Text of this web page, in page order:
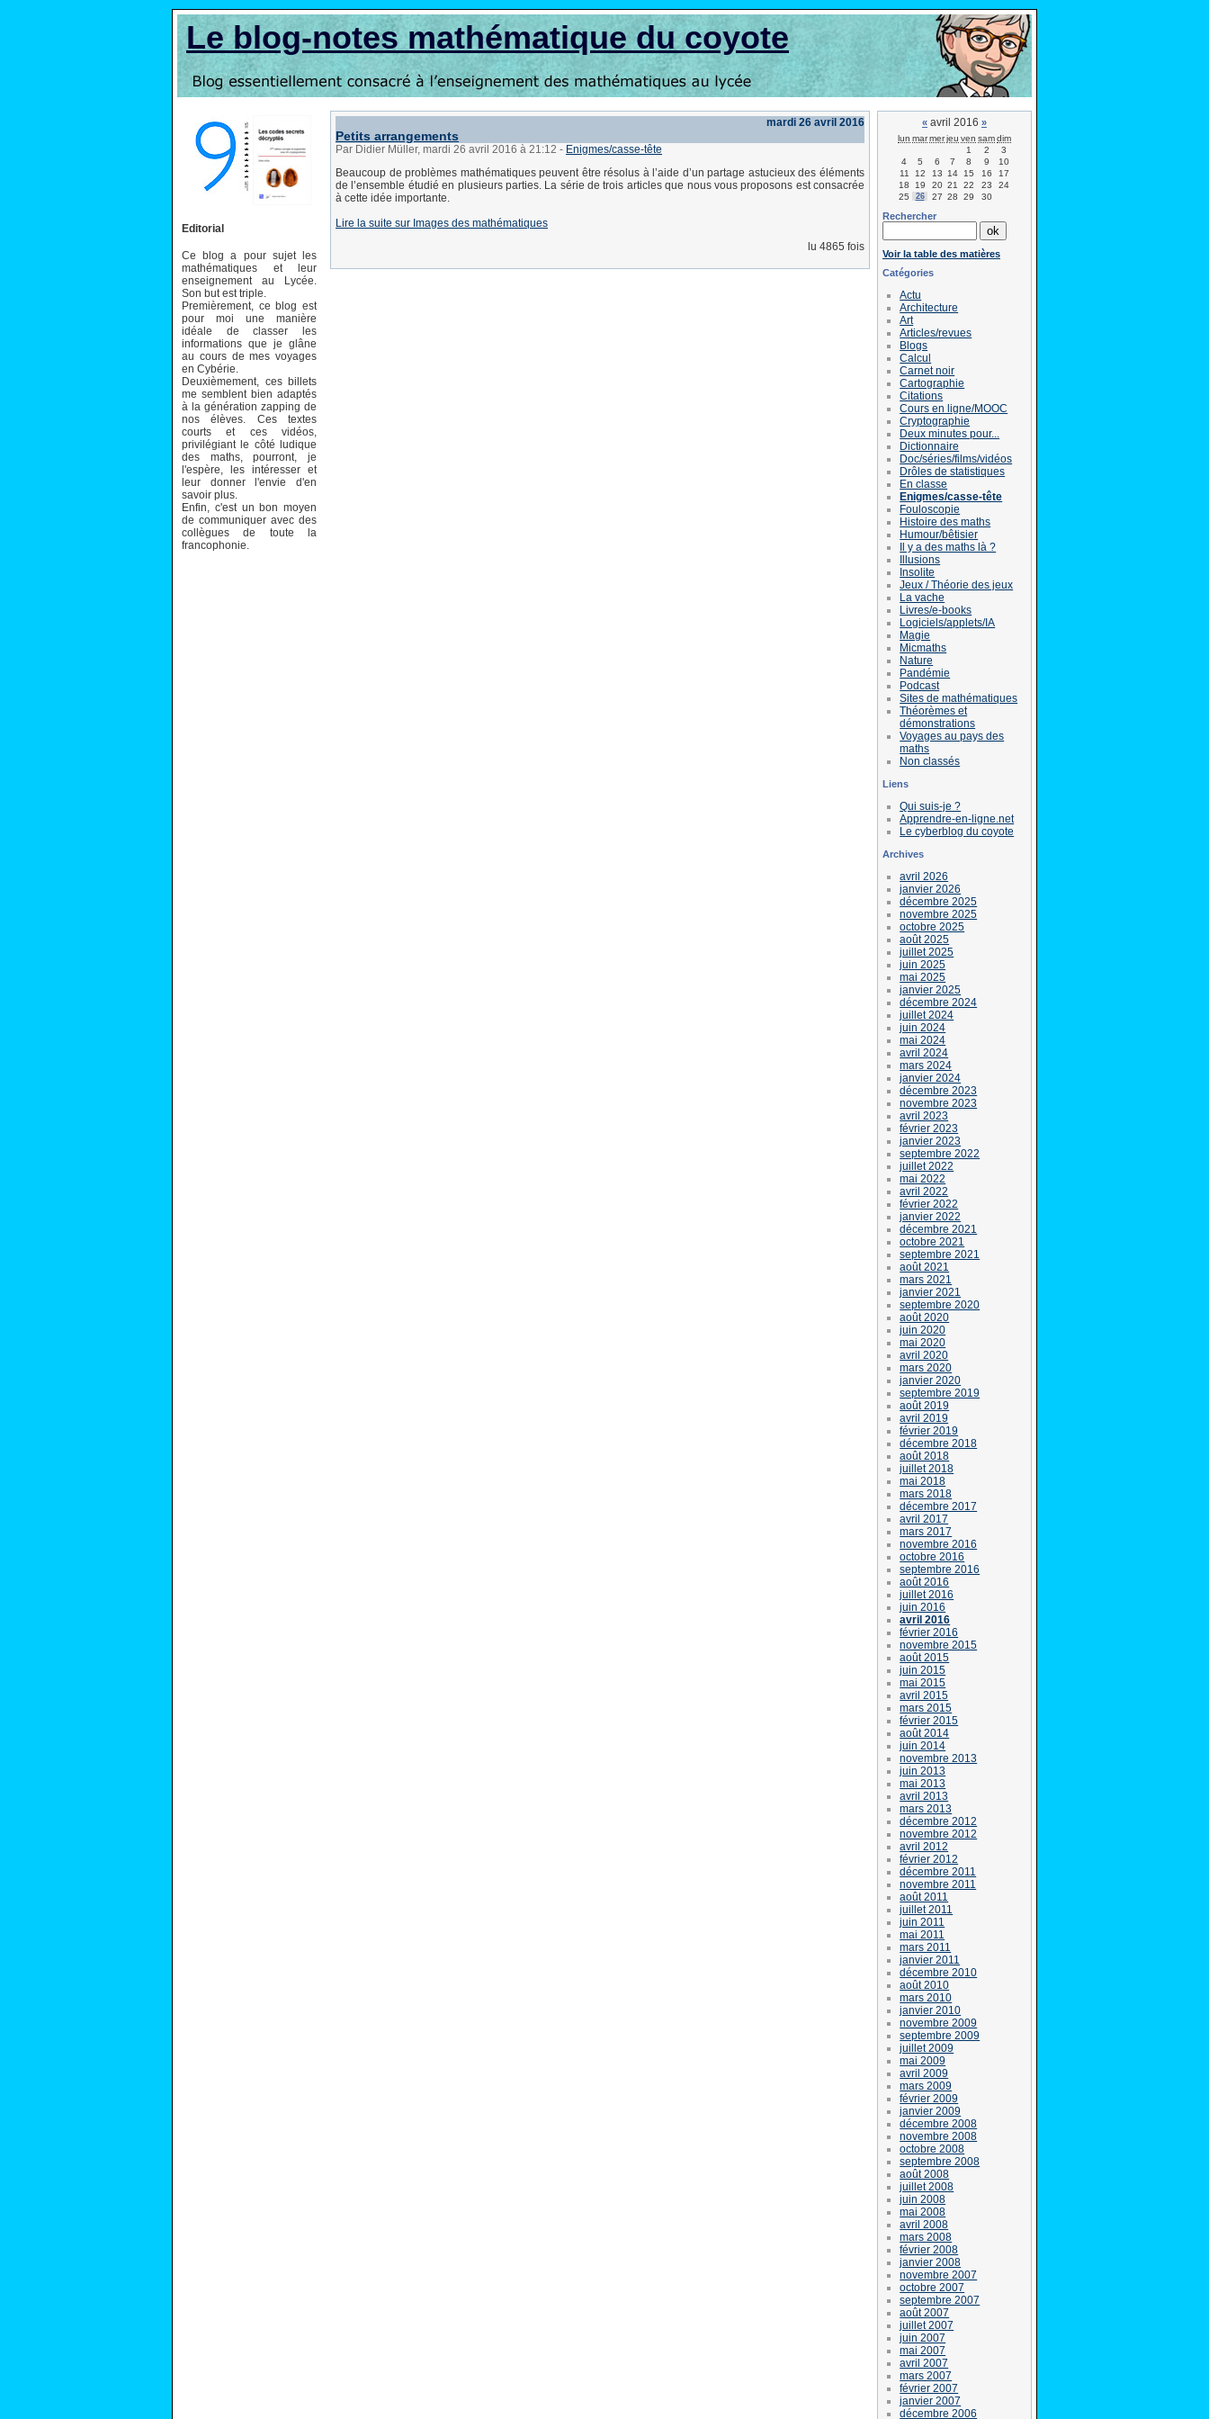
Le blog-notes mathématique du coyote
Editorial
Ce blog a pour sujet les
mathématiques et leur
enseignement au Lycée.
Son but est triple.
Premièrement, ce blog est
pour moi une manière
idéale de classer les
informations que je glâne
au cours de mes voyages
en Cybérie.
Deuxièmement, ces billets
me semblent bien adaptés
à la génération zapping de
nos élèves. Ces textes
courts et ces vidéos,
privilégiant le côté ludique
des maths, pourront, je
l'espère, les intéresser et
leur donner l'envie d'en
savoir plus.
Enfin, c'est un bon moyen
de communiquer avec des
collègues de toute la
francophonie.
mardi 26 avril 2016
Petits arrangements
Par Didier Müller, mardi 26 avril 2016 à 21:12 - Enigmes/casse-tête
Beaucoup de problèmes mathématiques peuvent être résolus à l’aide d’un partage astucieux des éléments
de l’ensemble étudié en plusieurs parties. La série de trois articles que nous vous proposons est consacrée
à cette idée importante.
Lire la suite sur Images des mathématiques
lu 4865 fois
« avril 2016 »
lun marmerjeu ven samdim
1
2
3
4
5 6 7 8 9
10
11
12 13 14 15 16
17
18
19 20 21 22 23
24
25
26 27 28 29 30
Rechercher
Voir la table des matières
Catégories
Actu
Architecture
Art
Articles/revues
Blogs
Calcul
Carnet noir
Cartographie
Citations
Cours en ligne/MOOC
Cryptographie
Deux minutes pour...
Dictionnaire
Doc/séries/films/vidéos
Drôles de statistiques
En classe
Enigmes/casse-tête
Fouloscopie
Histoire des maths
Humour/bêtisier
Il y a des maths là ?
Illusions
Insolite
Jeux / Théorie des jeux
La vache
Livres/e-books
Logiciels/applets/IA
Magie
Micmaths
Nature
Pandémie
Podcast
Sites de mathématiques
Théorèmes et
démonstrations
Voyages au pays des
maths
Non classés
Liens
Qui suis-je ?
Apprendre-en-ligne.net
Le cyberblog du coyote
Archives
avril 2026
janvier 2026
décembre 2025
novembre 2025
octobre 2025
août 2025
juillet 2025
juin 2025
mai 2025
janvier 2025
décembre 2024
juillet 2024
juin 2024
mai 2024
avril 2024
mars 2024
janvier 2024
décembre 2023
novembre 2023
avril 2023
février 2023
janvier 2023
septembre 2022
juillet 2022
mai 2022
avril 2022
février 2022
janvier 2022
décembre 2021
octobre 2021
septembre 2021
août 2021
mars 2021
janvier 2021
septembre 2020
août 2020
juin 2020
mai 2020
avril 2020
mars 2020
janvier 2020
septembre 2019
août 2019
avril 2019
février 2019
décembre 2018
août 2018
juillet 2018
mai 2018
mars 2018
décembre 2017
avril 2017
mars 2017
novembre 2016
octobre 2016
septembre 2016
août 2016
juillet 2016
juin 2016
avril 2016
février 2016
novembre 2015
août 2015
juin 2015
mai 2015
avril 2015
mars 2015
février 2015
août 2014
juin 2014
novembre 2013
juin 2013
mai 2013
avril 2013
mars 2013
décembre 2012
novembre 2012
avril 2012
février 2012
décembre 2011
novembre 2011
août 2011
juillet 2011
juin 2011
mai 2011
mars 2011
janvier 2011
décembre 2010
août 2010
mars 2010
janvier 2010
novembre 2009
septembre 2009
juillet 2009
mai 2009
avril 2009
mars 2009
février 2009
janvier 2009
décembre 2008
novembre 2008
octobre 2008
septembre 2008
août 2008
juillet 2008
juin 2008
mai 2008
avril 2008
mars 2008
février 2008
janvier 2008
novembre 2007
octobre 2007
septembre 2007
août 2007
juillet 2007
juin 2007
mai 2007
avril 2007
mars 2007
février 2007
janvier 2007
décembre 2006